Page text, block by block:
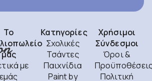
Το
μας
με
εμάς
Κατηγορίες
Σχολικές
Τσάντες
Παιχνίδια
Paint by
Χρήσιμοι
Σύνδεσμοι
Όροι &
Πολιτική